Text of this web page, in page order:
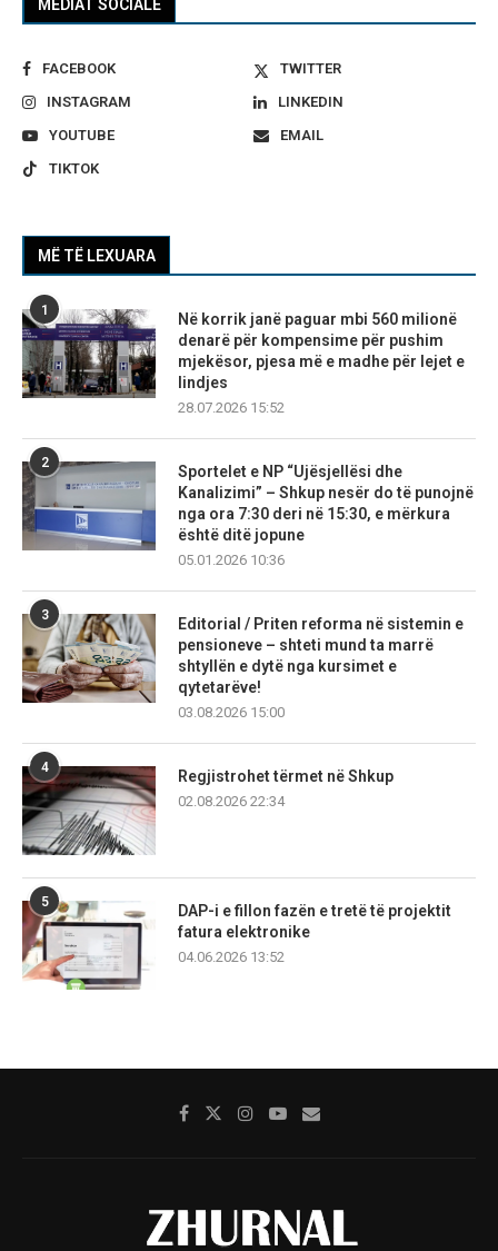
MEDIAT SOCIALE
FACEBOOK
TWITTER
INSTAGRAM
LINKEDIN
YOUTUBE
EMAIL
TIKTOK
MË TË LEXUARA
1
Në korrik janë paguar mbi 560 milionë
denarë për kompensime për pushim
mjekësor, pjesa më e madhe për lejet e
lindjes
28.07.2026 15:52
2
Sportelet e NP “Ujësjellësi dhe
Kanalizimi” – Shkup nesër do të punojnë
nga ora 7:30 deri në 15:30, e mërkura
është ditë jopune
05.01.2026 10:36
3
Editorial / Priten reforma në sistemin e
pensioneve – shteti mund ta marrë
shtyllën e dytë nga kursimet e
qytetarëve!
03.08.2026 15:00
4
Regjistrohet tërmet në Shkup
02.08.2026 22:34
5
DAP-i e fillon fazën e tretë të projektit
fatura elektronike
04.06.2026 13:52